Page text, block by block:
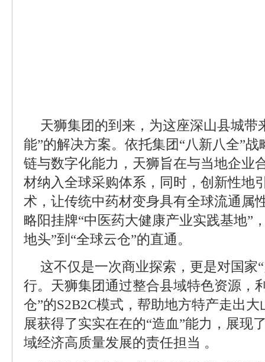
天狮集团的到来，为这座深山县城带
能”的解决方案。依托集团“八新八全”战
链与数字化能力，天狮旨在与当地企业
材纳入全球采购体系，同时，创新性地
术，让传统中药材变身具有全球流通属
略阳挂牌“中医药大健康产业实践基地”
地头”到“全球云仓”的直通。
这不仅是一次商业探索，更是对国家
行。天狮集团通过整合县域特色资源，
仓”的S2B2C模式，帮助地方特产走出
展获得了实实在在的“造血”能力，展现
域经济高质量发展的责任担当 。